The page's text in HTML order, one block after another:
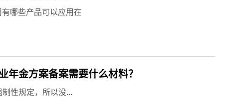
哪些产品可以应用在
年金方案备案需要什么材料？
性规定，所以没...